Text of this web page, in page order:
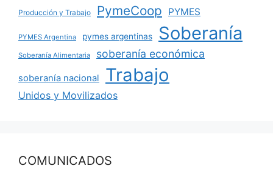
Producción y Trabajo PymeCoop PYMES
PYMES Argentina pymes argentinas Soberanía
Soberanía Alimentaria soberanía económica
soberanía nacional Trabajo
Unidos y Movilizados
COMUNICADOS